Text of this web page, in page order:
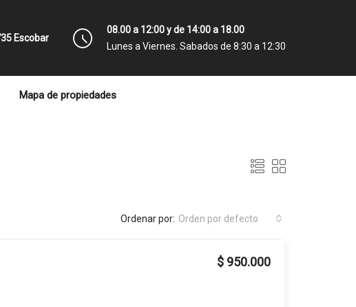
Escobar
08.00 a 12:00 y de 14:00 a 18.00
Lunes a Viernes. Sabados de 8:30 a 12:30
Mapa de propiedades
Ordenar por: Orden por defecto
$ 950.000